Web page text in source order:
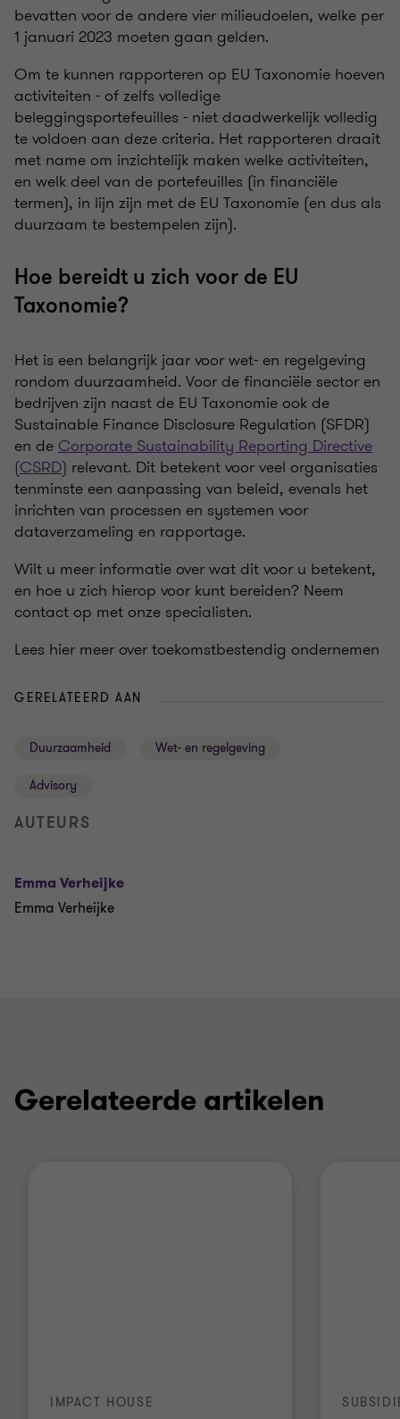
bevatten voor de andere vier milieudoelen, welke per
1 januari 2023 moeten gaan gelden.
Om te kunnen rapporteren op EU Taxonomie hoeven
activiteiten - of zelfs volledige
beleggingsportefeuilles - niet daadwerkelijk volledig
te voldoen aan deze criteria. Het rapporteren draait
met name om inzichtelijk maken welke activiteiten,
en welk deel van de portefeuilles (in financiële
termen), in lijn zijn met de EU Taxonomie (en dus als
duurzaam te bestempelen zijn).
Hoe bereidt u zich voor de EU
Taxonomie?
Het is een belangrijk jaar voor wet- en regelgeving
rondom duurzaamheid. Voor de financiële sector en
bedrijven zijn naast de EU Taxonomie ook de
Sustainable Finance Disclosure Regulation (SFDR)
en deCorporate Sustainability Reporting Directive
(CSRD) relevant. Dit betekent voor veel organisaties
tenminste een aanpassing van beleid, evenals het
inrichten van processen en systemen voor
dataverzameling en rapportage.
Wilt u meer informatie over wat dit voor u betekent,
en hoe u zich hierop voor kunt bereiden? Neem
contact op met onze specialisten.
Lees hier meer over toekomstbestendig ondernemen
GERELATEERD AAN
Duurzaamheid Wet- en regelgeving
Advisory
AUTEURS
Emma Verheijke
Emma Verheijke
Gerelateerde artikelen
IMPACT HOUSE